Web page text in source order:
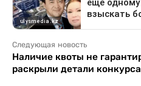
Следующая новость
Наличие квоты не
раскрыли детали конкурса